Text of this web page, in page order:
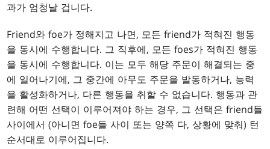
과가 엄청날 겁니다.
Friend와 foe가 정해지고 나면, 모든 friend가 적혀진 행동
을 동시에 수행합니다. 그 직후에, 모든 foes가 적혀진 행동
을 동시에 수행합니다. 이는 모두 해당 주문이 해결되는 중
에 일어나기에, 그 중간에 아무도 주문을 발동하거나, 능력
을 활성화하거나, 다른 행동을 취할 수 없습니다. 행동과 관
련해 어떤 선택이 이루어져야 하는 경우, 그 선택은 friend들
사이에서 (아니면 foe들 사이 또는 양쪽 다, 상황에 맞춰) 턴
순서대로 이루어집니다.